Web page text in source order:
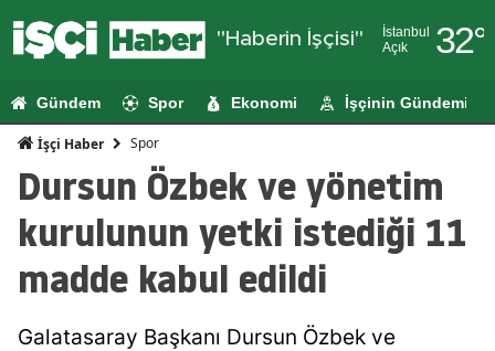
"Haberin İşçisi"
İstanbul
Açık
32°
Adıyaman
Ağrı
Amasya
Gündem Spor Ekonomi İşçinin Gündemi
İşçi Haber Spor
Dursun Özbek ve yönetim
kurulunun yetki istediği 11
madde kabul edildi
Galatasaray Başkanı Dursun Özbek ve